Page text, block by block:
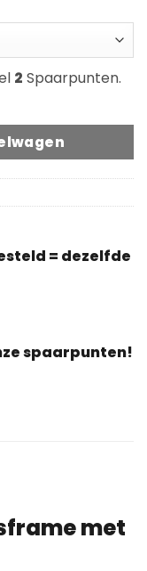
2 Spaarpunten.
aantal
= dezelfde
spaarpunten!
met